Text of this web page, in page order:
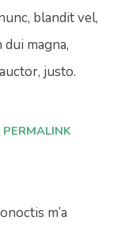
blandit vel,
magna,
justo.
PERMALINK
m’a